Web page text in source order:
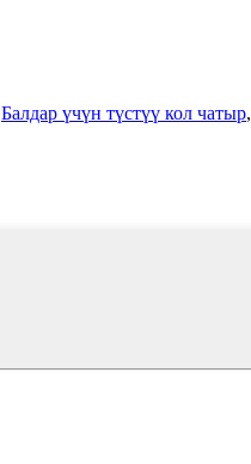
Балдар үчүн түстүү кол чатыр,